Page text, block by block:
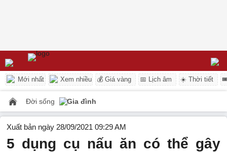
Mới nhất Xem nhiều 💰 Giá vàng 📅 Lịch âm ☀️ Thời tiết
Đời sống Gia đình
Xuất bản ngày 28/09/2021 09:29 AM
5 dụng cụ nấu ăn có thể gây